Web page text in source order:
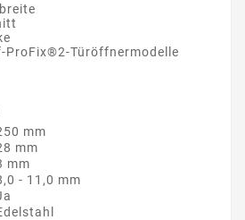
ProFix®2-Türöffnermodelle
mm
mm
mm
- 11,0 mm